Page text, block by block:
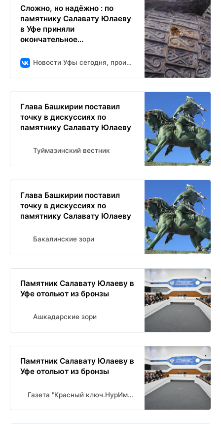
Сложно, но надёжно : по
памятнику Салавату Юлаеву
в Уфе приняли
окончательное...
Новости Уфы сегодня, происшествия, ЧП и ДТП
Глава Башкирии поставил
точку в дискуссиях по
памятнику Салавату Юлаеву
Туймазинский вестник
Глава Башкирии поставил
точку в дискуссиях по
памятнику Салавату Юлаеву
Бакалинские зори
Памятник Салавату Юлаеву в
Уфе отольют из бронзы
Ашкадарские зори
Памятник Салавату Юлаеву в
Уфе отольют из бронзы
Газета "Красный ключ.НурИман" Новости Нуримановского района